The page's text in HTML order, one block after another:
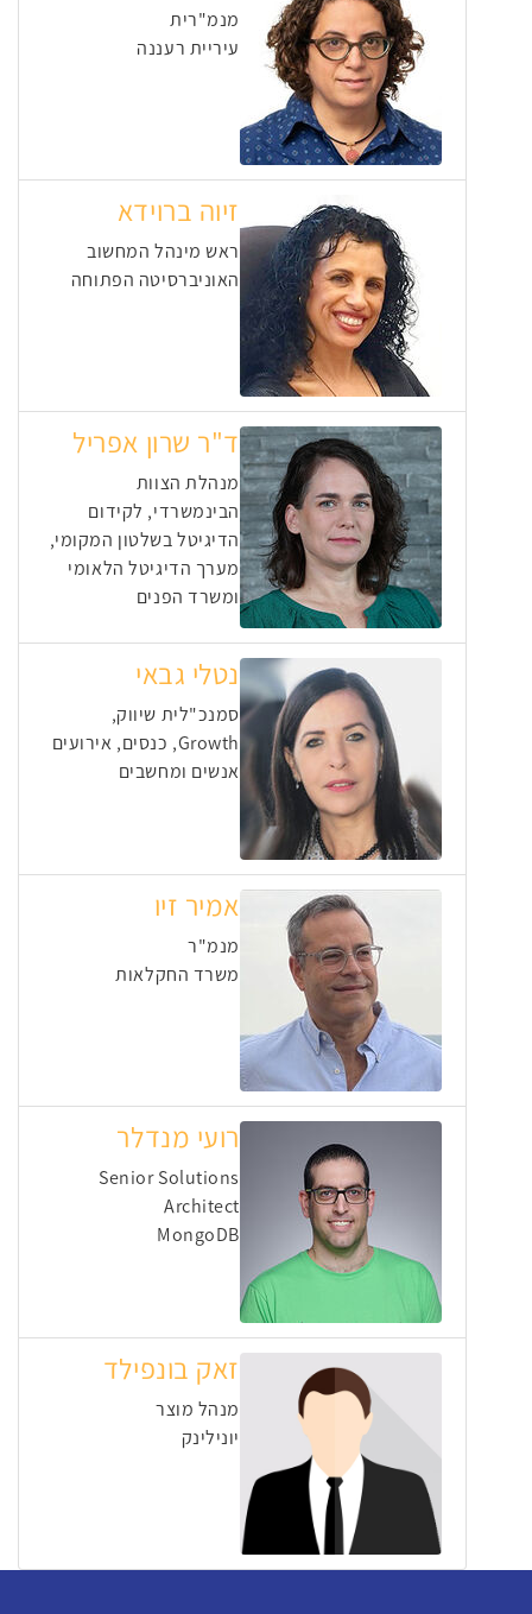
מנמ"רית
עיריית רעננה
זיוה ברוידא
ראש מינהל המחשוב
האוניברסיטה הפתוחה
ד"ר שרון אפריל
מנהלת הצוות
הבינמשרדי, לקידום
הדיגיטל בשלטון המקומי,
מערך הדיגיטל הלאומי
ומשרד הפנים
נטלי גבאי
סמנכ"לית שיווק,
Growth, כנסים, אירועים
אנשים ומחשבים
אמיר זיו
מנמ"ר
משרד החקלאות
רועי מנדלר
Senior Solutions
Architect
MongoDB
זאק בונפילד
מנהל מוצר
יונילינק